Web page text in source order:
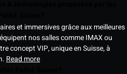
et immersives grâce aux meilleures
nos salles comme IMAX ou
concept VIP, unique en Suisse, à
Read more